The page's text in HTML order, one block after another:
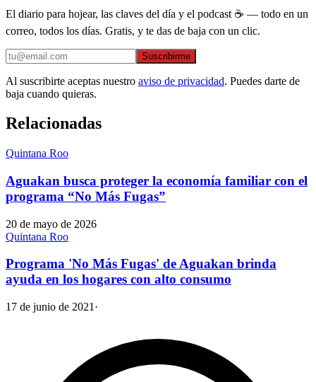
El diario para hojear, las claves del día y el podcast ☕ — todo en un
correo, todos los días. Gratis, y te das de baja con un clic.
Suscribirme
Al suscribirte aceptas nuestro aviso de privacidad. Puedes darte de
baja cuando quieras.
Relacionadas
Quintana Roo
Aguakan busca proteger la economía familiar con el
programa “No Más Fugas”
20 de mayo de 2026
Quintana Roo
Programa 'No Más Fugas' de Aguakan brinda
ayuda en los hogares con alto consumo
17 de junio de 2021 ·